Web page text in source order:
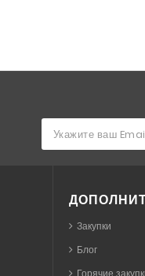
Закупки
Блог
Горячие